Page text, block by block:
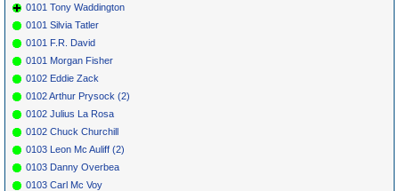
0101 Tony Waddington
0101 Silvia Tatler
0101 F.R. David
0101 Morgan Fisher
0102 Eddie Zack
0102 Arthur Prysock (2)
0102 Julius La Rosa
0102 Chuck Churchill
0103 Leon Mc Auliff (2)
0103 Danny Overbea
0103 Carl Mc Voy